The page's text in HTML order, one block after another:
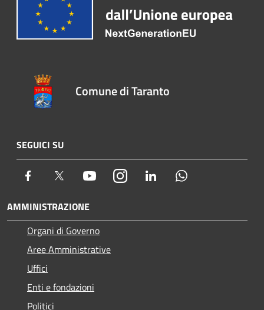
Comune di Taranto
SEGUICI SU
Facebook Twitter YoutubeInstagram LinkedIn
AMMINISTRAZIONE
Organi di Governo
Aree Amministrative
Uffici
Enti e fondazioni
Politici